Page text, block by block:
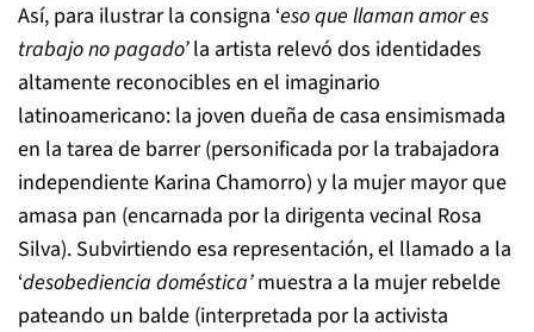
Así, para ilustrar la consigna ‘eso que llaman amor es
trabajo no pagado’la artista relevó dos identidades
altamente reconocibles en el imaginario
latinoamericano: la joven dueña de casa ensimismada
en la tarea de barrer (personificada por la trabajadora
independiente Karina Chamorro) y la mujer mayor que
amasa pan (encarnada por la dirigenta vecinal Rosa
Silva). Subvirtiendo esa representación, el llamado a la
‘desobediencia doméstica’muestra a la mujer rebelde
pateando un balde (interpretada por la activista